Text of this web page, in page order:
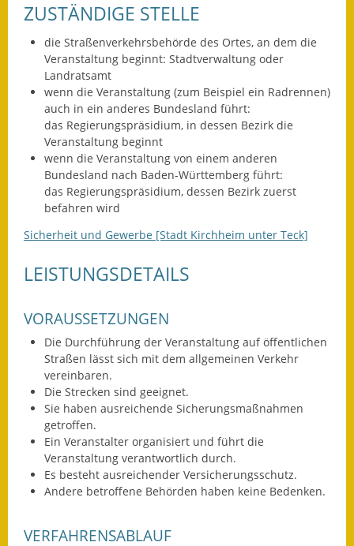
Bauhof Notzingen
Behördenadressen
Beratungsstellen im
Landkreis
Formulare
Sitzungsberichte 2015
Sitzungsberichte 2017
Sitzungsberichte 2018
Sitzungsberichte 2020
Gemeindeverwaltung
ZUSTÄNDIGE STELLE
die Straßenverkehrsbehörde des Ortes, an dem die
Veranstaltung beginnt: Stadtverwaltung oder
Landratsamt
wenn die Veranstaltung (zum Beispiel ein Radrennen)
auch in ein anderes Bundesland führt:
das Regierungspräsidium, in dessen Bezirk die
Veranstaltung beginnt
wenn die Veranstaltung von einem anderen
Bundesland nach Baden-Württemberg führt:
das Regierungspräsidium, dessen Bezirk zuerst
befahren wird
Sicherheit und Gewerbe [Stadt Kirchheim unter Teck]
LEISTUNGSDETAILS
VORAUSSETZUNGEN
Die Durchführung der Veranstaltung auf öffentlichen
Straßen lässt sich mit dem allgemeinen Verkehr
vereinbaren.
Die Strecken sind geeignet.
Sie haben ausreichende Sicherungsmaßnahmen
getroffen.
Ein Veranstalter organisiert und führt die
Veranstaltung verantwortlich durch.
Es besteht ausreichender Versicherungsschutz.
Andere betroffene Behörden haben keine Bedenken.
VERFAHRENSABLAUF